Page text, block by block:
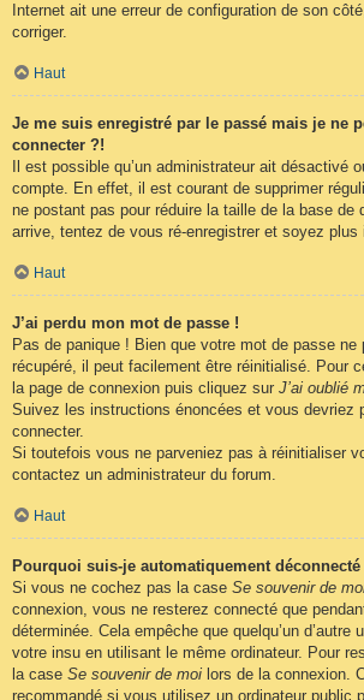
Internet ait une erreur de configuration de son
corriger.
Haut
Je me suis enregistré par le passé mais je ne
connecter ?!
Il est possible qu’un administrateur ait désactivé
compte. En effet, il est courant de supprimer
ne postant pas pour réduire la taille de la base de
arrive, tentez de vous ré-enregistrer et soyez
Haut
J’ai perdu mon mot de passe !
Pas de panique ! Bien que votre mot de passe ne
récupéré, il peut facilement être réinitialisé. Pour
la page de connexion puis cliquez sur J’ai oublié
Suivez les instructions énoncées et vous devriez
connecter.
Si toutefois vous ne parveniez pas à réinitialiser
contactez un administrateur du forum.
Haut
Pourquoi suis-je automatiquement déconnecté
Si vous ne cochez pas la case Se souvenir de
connexion, vous ne resterez connecté que
déterminée. Cela empêche que quelqu’un d’autre
votre insu en utilisant le même ordinateur. Pour
la case Se souvenir de moi lors de la connexion.
recommandé si vous utilisez un ordinateur public